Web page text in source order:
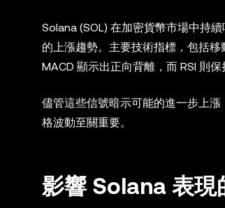
Solana (SOL) 在加密貨幣市場中持
的上漲趨勢。主要技術指標，包括移
MACD 顯示出正向背離，而 RSI 則
儘管這些信號暗示可能的進一步上
格波動至關重要。
影響 Solana 表現